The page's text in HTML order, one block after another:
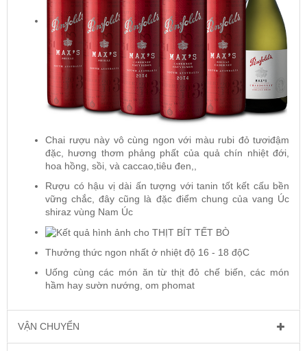
Chai rượu này vô cùng ngon với màu rubi đỏ tươiđậm
đặc, hương thơm phảng phất của quả chín nhiệt đới,
hoa hồng, sồi, và caccao,tiêu đen,,
Rượu có hậu vị dài ấn tượng với tanin tốt kết cấu bền
vững chắc, đây cũng là đặc điểm chung của vang Úc
shiraz vùng Nam Úc
Thưởng thức ngon nhất ở nhiệt độ 16 - 18 độC
Uống cùng các món ăn từ thịt đỏ chế biến, các món
hầm hay sườn nướng, om phomat
VẬN CHUYỂN